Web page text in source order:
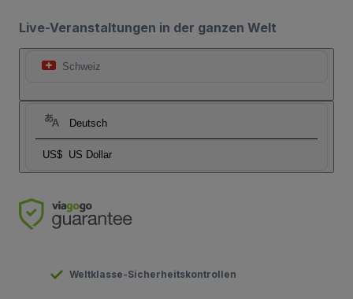
Live-Veranstaltungen in der ganzen Welt
Schweiz
Deutsch
US$ US Dollar
Weltklasse-Sicherheitskontrollen